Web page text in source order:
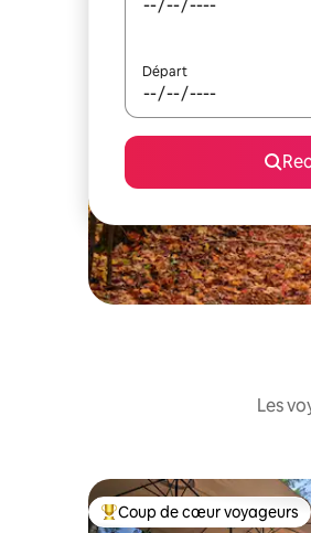
Départ
Les
Coups de cœur voyageurs
Coup de cœur voyageurs